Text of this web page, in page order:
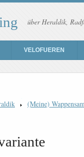
über Heraldik,
VELOFUEREN
(Meine)